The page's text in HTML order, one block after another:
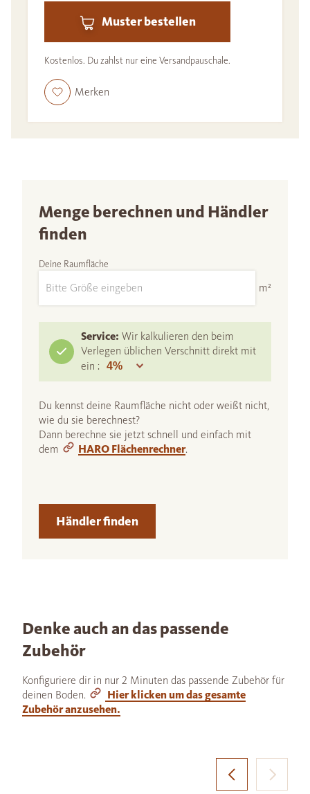
Muster bestellen
Kostenlos. Du zahlst nur eine Versandpauschale.
Merken
Menge berechnen und Händler
finden
Deine Raumfläche
m²
Service: Wir kalkulieren den beim
Verlegen üblichen Verschnitt direkt mit
ein :
Du kennst deine Raumfläche nicht oder weißt nicht,
wie du sie berechnest?
Dann berechne sie jetzt schnell und einfach mit
dem
HARO Flächenrechner.
Händler finden
Denke auch an das passende
Zubehör
Konfiguriere dir in nur 2 Minuten das passende Zubehör für
deinen Boden.
Hier klicken um das gesamte
Zubehör anzusehen.